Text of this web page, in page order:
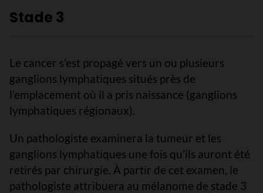
Stade 3
Le cancer s’est propagé vers un ou plusieurs
ganglions lymphatiques situés près de
l’emplacement où il a pris naissance (ganglions
lymphatiques régionaux).
Un pathologiste examinera la tumeur et les
ganglions lymphatiques une fois qu’ils auront été
retirés par chirurgie. À partir de cet examen, le
pathologiste attribuera au mélanome de stade 3